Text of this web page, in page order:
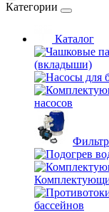
Категории
Каталог
(вкладыши)
насосов
бассейнов